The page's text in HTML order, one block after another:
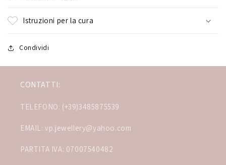
Istruzioni per la cura
Condividi
CONTATTI:
TELEFONO: (+39)3485875539
EMAIL: vp.jewellery@yahoo.com
PARTITA IVA: 07007540482